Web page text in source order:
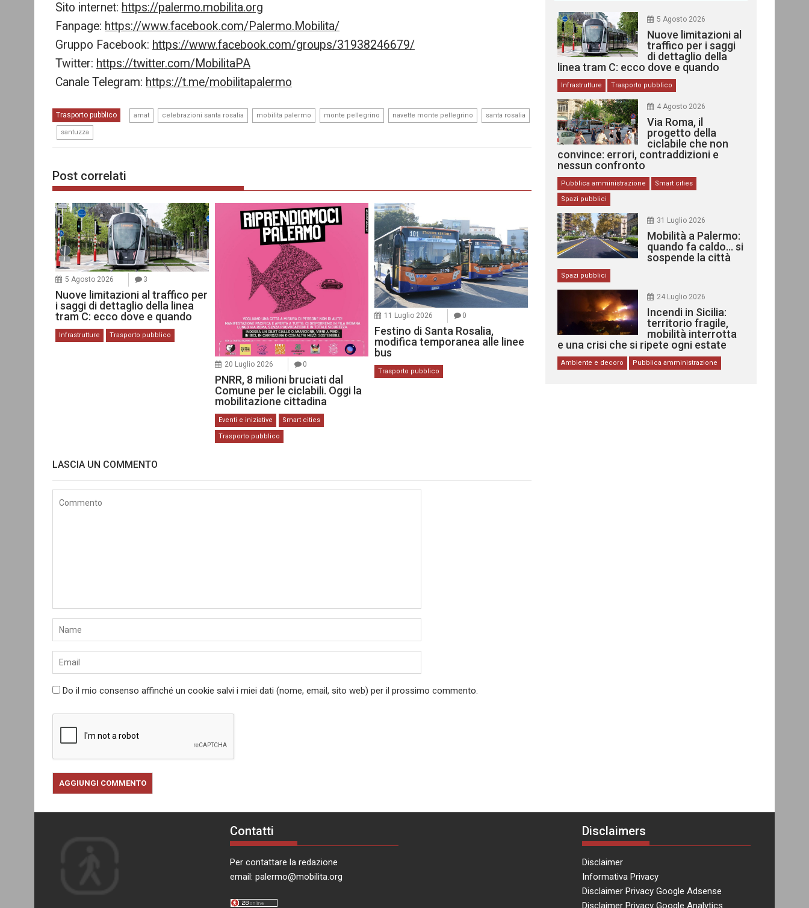
Sito internet: https://palermo.mobilita.org
Fanpage: https://www.facebook.com/Palermo.Mobilita/
Gruppo Facebook: https://www.facebook.com/groups/31938246679/
Twitter: https://twitter.com/MobilitaPA
Canale Telegram: https://t.me/mobilitapalermo
Trasporto pubblico amat celebrazioni santa rosalia mobilita palermo monte pellegrino navette monte pellegrino santa rosalia
santuzza
Post correlati
5 Agosto 2026 3
Nuove limitazioni al traffico per
i saggi di dettaglio della linea
tram C: ecco dove e quando
Infrastrutture Trasporto pubblico
20 Luglio 2026 0
PNRR, 8 milioni bruciati dal
Comune per le ciclabili. Oggi la
mobilitazione cittadina
Eventi e iniziative Smart cities
Trasporto pubblico
11 Luglio 2026 0
Festino di Santa Rosalia,
modifica temporanea alle linee
bus
Trasporto pubblico
LASCIA UN COMMENTO
Do il mio consenso affinché un cookie salvi i miei dati (nome, email, sito web) per il prossimo commento.
5 Agosto 2026
Nuove limitazioni al
traffico per i saggi
di dettaglio della
linea tram C: ecco dove e quando
Infrastrutture Trasporto pubblico
4 Agosto 2026
Via Roma, il
progetto della
ciclabile che non
convince: errori, contraddizioni e
nessun confronto
Pubblica amministrazione
Smart cities
Spazi pubblici
31 Luglio 2026
Mobilità a Palermo:
quando fa caldo… si
sospende la città
Spazi pubblici
24 Luglio 2026
Incendi in Sicilia:
territorio fragile,
mobilità interrotta
e una crisi che si ripete ogni estate
Ambiente e decoro Pubblica amministrazione
Contatti
Per contattare la redazione
email: palermo@mobilita.org
Disclaimers
Disclaimer
Informativa Privacy
Disclaimer Privacy Google Adsense
Disclaimer Privacy Google Analytics